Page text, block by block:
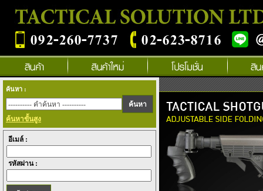
ค้นหา :
ค้นหาขั้นสูง
อีเมล์ :
รหัสผ่าน :